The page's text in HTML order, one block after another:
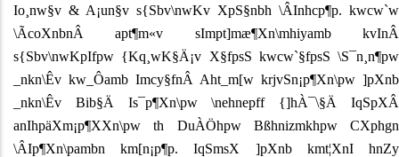
Io¸nw§v & A¡u­n§v s{Sbv\nwKv XpS§nbh \ÂInhcp¶p. kwcw`w
\ÃcoXnbnÂ apt¶m«v sIm­pt]mæ¶Xn\mhiyamb kvInÂ
s{Sbv\nwKpIfpw {Kq¸wK§Ä¡v X§fpsS kwcw`§fpsS \S¯n¸n¶pw
_nkn\Êv kw_Ôamb Imcy§fnÂ Aht_m[w krjvSn¡p¶Xn\pw ]pXnb
_nkn\Êv Bib§Ä Is­¯p¶Xn\pw \nehnepff {]hÀ¯\§Ä IqSpXÂ
anIhpäXm¡p¶XXn\pw th­ DuÀÖhpw Bßhnizmkhpw CXphgn
\ÂIp¶Xn\pambnkm[n¡p¶p. IqSmsX ]pXnb kmt¦XnI hnZy